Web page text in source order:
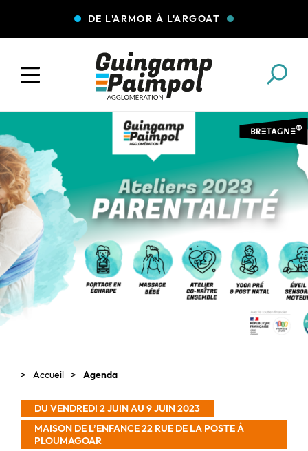
DE L'ARMOR À L'ARGOAT
COLLECTE DES DÉCHETS EAU ET ASSAINISSEMENT
ENFANCE JEUNESSE L'AGGLO' RECRUTE
ASSOCIATIONS PISCINES
Accueil Agenda
DU VENDREDI 2 JUIN AU 9 JUIN 2023
MAISON DE L’ENFANCE 22 RUE DE LA POSTE À
PLOUMAGOAR